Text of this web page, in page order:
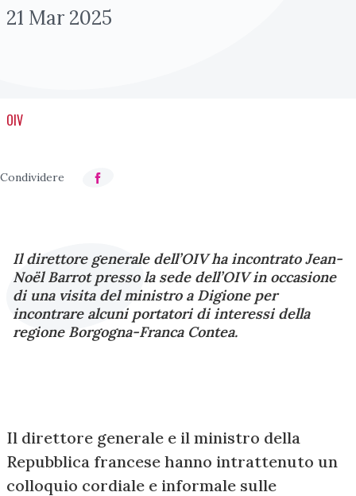
21 Mar 2025
OIV
Il direttore generale dell’OIV ha incontrato Jean-
Noël Barrot presso la sede dell’OIV in occasione
di una visita del ministro a Digione per
incontrare alcuni portatori di interessi della
regione Borgogna-Franca Contea.
Il direttore generale e il ministro della
Repubblica francese hanno intrattenuto un
colloquio cordiale e informale sulle